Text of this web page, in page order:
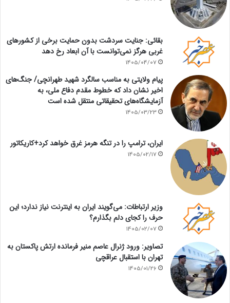
بقائی: جنایت سردشت بدون حمایت برخی از کشورهای
غربی هرگز نمی‌توانست با آن ابعاد رخ دهد
1405/04/07
پیام ولایتی به مناسب سالگرد شهید طهرانچی/ جنگ‌های
اخیر نشان داد که خطوط مقدم دفاع ملی، به
آزمایشگاه‌های تحقیقاتی منتقل شده است
1405/03/23
ایران، ترامپ را در تنگه هرمز غرق خواهد کرد+کاریکاتور
1405/02/17
وزیر ارتباطات: می‌گویند ایران به اینترنت نیاز ندارد؛ این
حرف را کجای دلم بگذارم؟
1405/02/07
تصاویر: ورود ژنرال عاصم منیر فرمانده ارتش پاکستان به
تهران با استقبال عراقچی
1405/01/26